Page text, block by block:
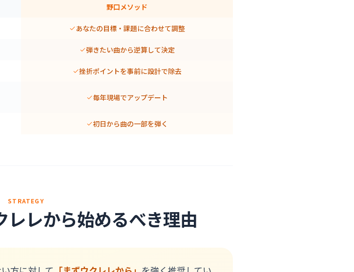
野口メソッド
あなたの目標・課題に合わせて調整
弾きたい曲から逆算して決定
挫折ポイントを事前に設計で除去
毎年現場でアップデート
初日から曲の一部を弾く
STRATEGY
レレから始めるべき理由